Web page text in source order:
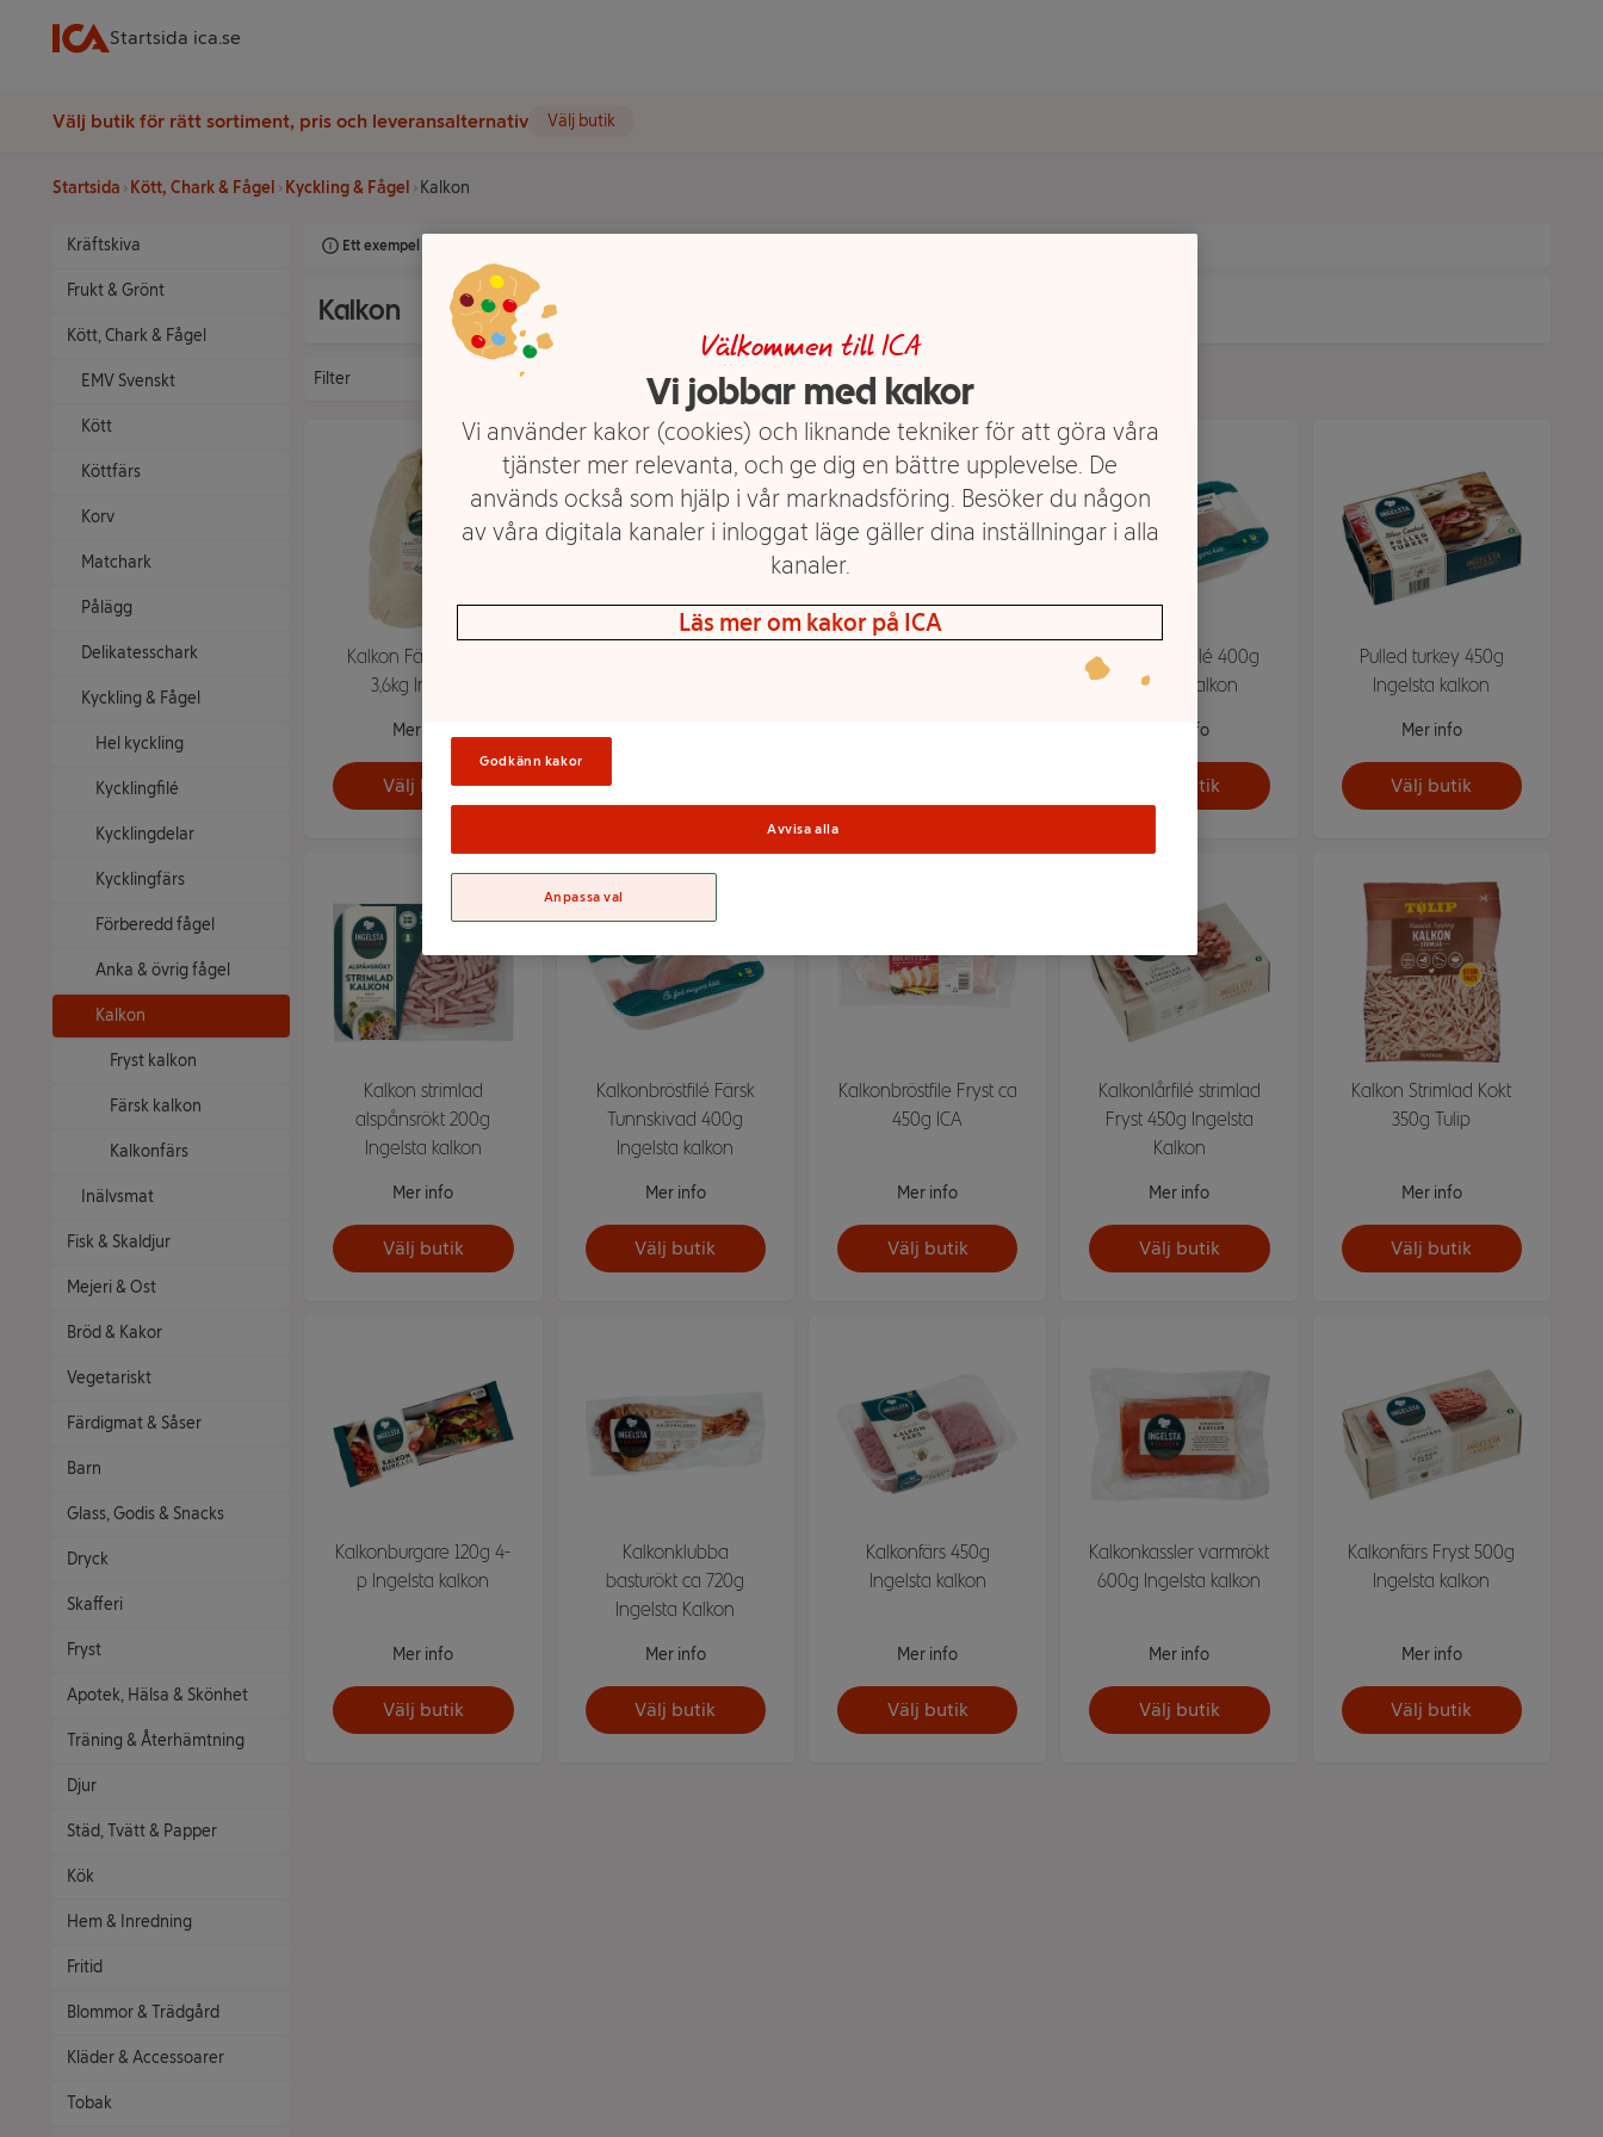
Startsida ica.se
Välj butik för rätt sortiment, pris och leveransalternativ Välj butik
Startsida Kött, Chark & Fågel Kyckling & Fågel Kalkon
Kräftskiva
Frukt & Grönt
Kött, Chark & Fågel
EMV Svenskt
Kött
Köttfärs
Korv
Matchark
Pålägg
Delikatesschark
Kyckling & Fågel
Hel kyckling
Kycklingfilé
Kycklingdelar
Kycklingfärs
Förberedd fågel
Anka & övrig fågel
Kalkon
Fryst kalkon
Färsk kalkon
Kalkonfärs
Inälvsmat
Fisk & Skaldjur
Mejeri & Ost
Bröd & Kakor
Vegetariskt
Färdigmat & Såser
Barn
Glass, Godis & Snacks
Dryck
Skafferi
Fryst
Apotek, Hälsa & Skönhet
Träning & Återhämtning
Djur
Städ, Tvätt & Papper
Kök
Hem & Inredning
Fritid
Blommor & Trädgård
Kläder & Accessoarer
Tobak
Ett exempel på onlinesortiment visas.
Kalkon
Filter
Kalkon Färsk Hel ca
3,6kg Ingelsta
Mer info
Välj butik
Kalkonbröstfilé 400g
Ingelsta kalkon
Mer info
Välj butik
Pulled turkey 450g
Ingelsta kalkon
Mer info
Välj butik
Kalkon strimlad
alspånsrökt 200g
Ingelsta kalkon
Mer info
Välj butik
Kalkonbröstfilé Färsk
Tunnskivad 400g
Ingelsta kalkon
Mer info
Välj butik
Kalkonbröstfile Fryst ca
450g ICA
Mer info
Välj butik
Kalkonlårfilé strimlad
Fryst 450g Ingelsta
Kalkon
Mer info
Välj butik
Kalkon Strimlad Kokt
350g Tulip
Mer info
Välj butik
Kalkonburgare 120g 4-
p Ingelsta kalkon
Mer info
Välj butik
Kalkonklubba
basturökt ca 720g
Ingelsta Kalkon
Mer info
Välj butik
Kalkonfärs 450g
Ingelsta kalkon
Mer info
Välj butik
Kalkonkassler varmrökt
600g Ingelsta kalkon
Mer info
Välj butik
Kalkonfärs Fryst 500g
Ingelsta kalkon
Mer info
Välj butik
Välkommen till ICA
Vi jobbar med kakor
Vi använder kakor (cookies) och liknande tekniker för att göra våra
tjänster mer relevanta, och ge dig en bättre upplevelse. De
används också som hjälp i vår marknadsföring. Besöker du någon
av våra digitala kanaler i inloggat läge gäller dina inställningar i alla
kanaler.
Läs mer om kakor på ICA
Godkänn kakor
Avvisa alla
Anpassa val